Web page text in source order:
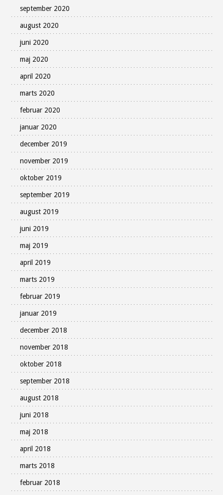
september 2020
august 2020
juni 2020
maj 2020
april 2020
marts 2020
februar 2020
januar 2020
december 2019
november 2019
oktober 2019
september 2019
august 2019
juni 2019
maj 2019
april 2019
marts 2019
februar 2019
januar 2019
december 2018
november 2018
oktober 2018
september 2018
august 2018
juni 2018
maj 2018
april 2018
marts 2018
februar 2018